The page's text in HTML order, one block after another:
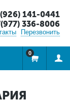
141-0441
336-8006
Перезвонить
0